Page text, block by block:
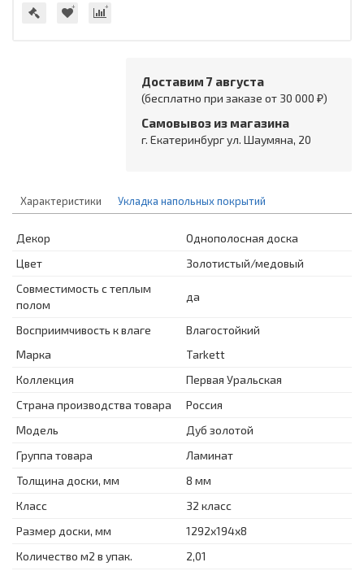
Доставим 7 августа
(бесплатно при заказе от 30 000 ₽)
Самовывоз из магазина
г. Екатеринбург ул. Шаумяна, 20
Характеристики Укладка напольных покрытий
Декор
Однополосная доска
Цвет
Золотистый/медовый
Совместимость с теплым
полом
да
Восприимчивость к влаге
Влагостойкий
Марка
Tarkett
Коллекция
Первая Уральская
Страна производства товара
Россия
Модель
Дуб золотой
Группа товара
Ламинат
Толщина доски, мм
8 мм
Класс
32 класс
Размер доски, мм
1292x194x8
Количество м2 в упак.
2,01